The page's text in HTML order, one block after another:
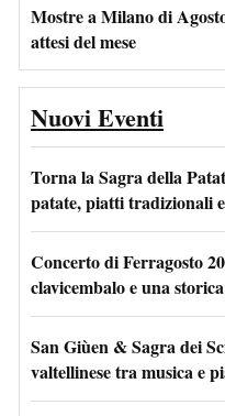
Mostre a Milano di
attesi del mese
Nuovi Eventi
Torna la Sagra della
patate, piatti tradizionali
Concerto di Ferragosto
clavicembalo e una
San Giùen & Sagra dei
valtellinese tra musica e